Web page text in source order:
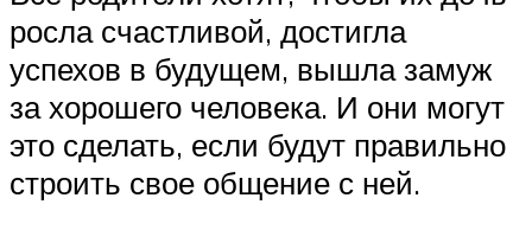
росла счастливой, достигла
успехов в будущем, вышла замуж
за хорошего человека. И они могут
это сделать, если будут правильно
строить свое общение с ней.